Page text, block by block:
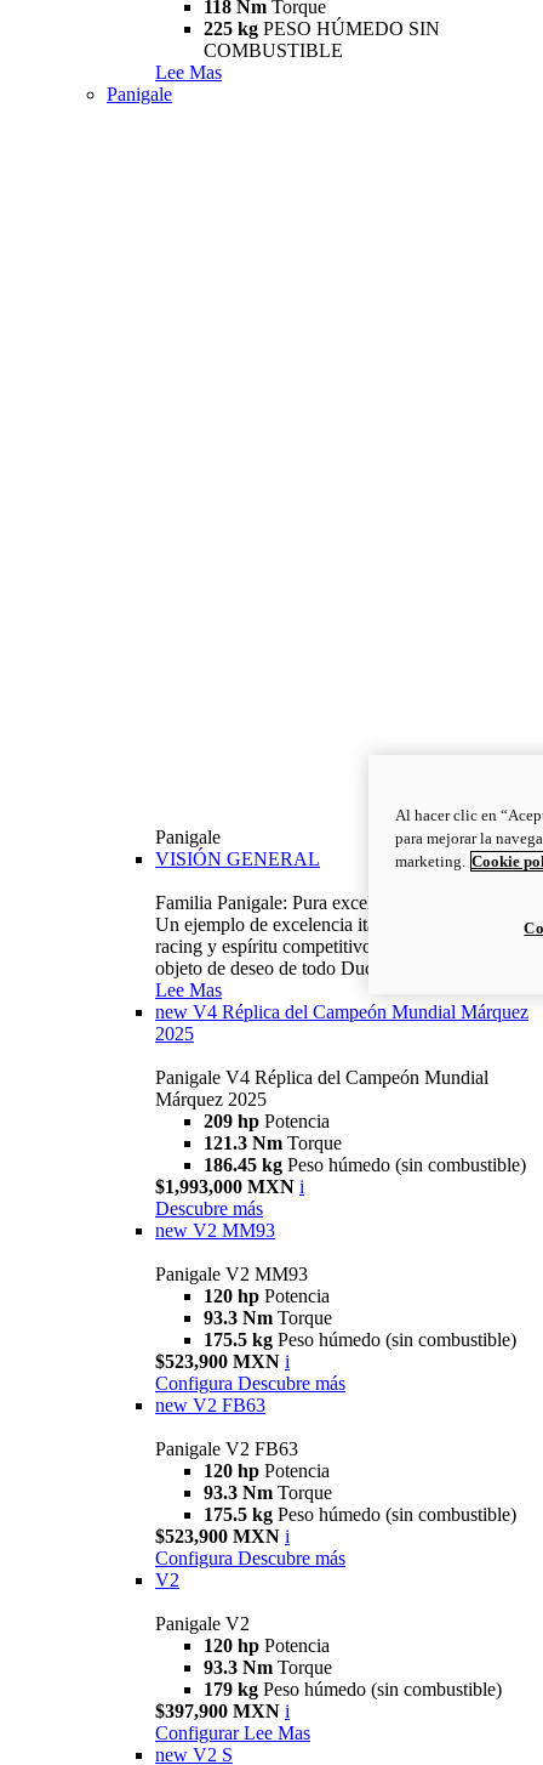
118 Nm Torque
225 kg PESO HÚMEDO SIN
COMBUSTIBLE
Lee Mas
Panigale
Panigale
VISIÓN GENERAL
Familia Panigale: Pura excelencia italiana.
Un ejemplo de excelencia italiana, con ADN
racing y espíritu competitivo: la Panigale es el
objeto de deseo de todo Ducatista.
Lee Mas
new V4 Réplica del Campeón Mundial Márquez
2025
Panigale V4 Réplica del Campeón Mundial
Márquez 2025
209 hp Potencia
121.3 Nm Torque
186.45 kg Peso húmedo (sin combustible)
$1,993,000 MXN i
Descubre más
new V2 MM93
Panigale V2 MM93
120 hp Potencia
93.3 Nm Torque
175.5 kg Peso húmedo (sin combustible)
$523,900 MXN i
Configura Descubre más
new V2 FB63
Panigale V2 FB63
120 hp Potencia
93.3 Nm Torque
175.5 kg Peso húmedo (sin combustible)
$523,900 MXN i
Configura Descubre más
V2
Panigale V2
120 hp Potencia
93.3 Nm Torque
179 kg Peso húmedo (sin combustible)
$397,900 MXN i
Configurar Lee Mas
new V2 S
Al hacer clic en
para mejorar la
marketing. Cookie